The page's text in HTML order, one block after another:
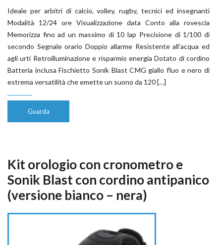
Ideale per arbitri di calcio, volley, rugby, tecnici ed insegnanti
Modalità 12/24 ore Visualizzazione data Conto alla rovescia
Memorizza fino ad un massimo di 10 lap Precisione di 1/100 di
secondo Segnale orario Doppio allarme Resistente all’acqua ed
agli urti Retroilluminazione e risparmio energia Dotato di cordino
Batteria inclusa Fischietto Sonik Blast CMG giallo fluo e nero di
estrema versatilità che emette un suono da 120 […]
Guarda
Kit orologio con cronometro e
Sonik Blast con cordino antipanico
(versione bianco – nera)